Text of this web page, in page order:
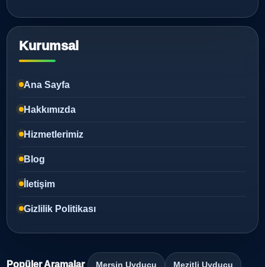
Kurumsal
Ana Sayfa
Hakkımızda
Hizmetlerimiz
Blog
İletişim
Gizlilik Politikası
Popüler Aramalar Mersin Uyducu Mezitli Uyducu